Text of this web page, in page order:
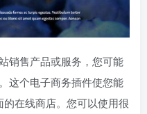
销售产品或服务，您可能
这个电子商务插件使您能
在线商店。您可以使用很